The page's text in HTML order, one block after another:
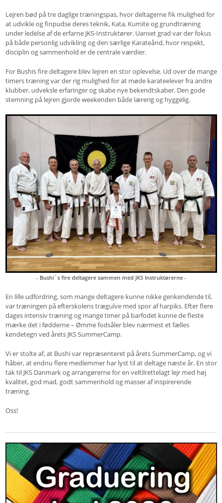
Lejren bød på tre daglige træningspas, hvor deltagerne fik mulighed for
at udvikle og finpudse deres teknik, Kata, Kumite og grundtræning
under ledelse af de erfarne JKS-Instruktører. Uanset grad var der fokus
på både personlig udvikling og den særlige Karateånd, hvor respekt,
disciplin og sammenhold er de centrale værdier.
For Bushis fire deltagere blev lejren en stor oplevelse. Ud over de mange
timers træning var der rig mulighed for at møde karateelever fra andre
klubber, udveksle erfaringer og skabe nye bekendtskaber. Den gode
stemning på lejren gjorde weekenden både lærerig og hyggelig.
- Bushi`s fire deltagere sammen med JKS Instruktørerne -
En lille udfordring, som mange deltagere kunne nikke genkendende til,
var træningen på efterskolens trægulve med spor af harpiks. Efter flere
dages intensiv træning og mange timer på barfodet kunne de fleste
mærke det i fødderne – Ømme fodsåler blev nærmest et fælles
kendetegn ved årets JKS SummerCamp.
Vi er stolte af, at Bushi var repræsenteret på årets SummerCamp, og vi
håber, at endnu flere medlemmer har lyst til at deltage næste år. En stor
tak til JKS Danmark og arrangørerne for en veltilrettelagt lejr med høj
kvalitet, god mad, godt sammenhold og masser af inspirerende
træning.
Oss!